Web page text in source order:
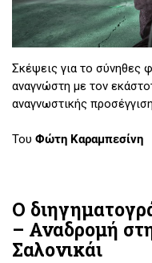
Σκέψεις για το σύνηθες
αναγνώστη με τον
αναγνωστικής
Του Φώτη Καραμπεσίνη
Ο
– Αναδρομή
Σαλονικάι